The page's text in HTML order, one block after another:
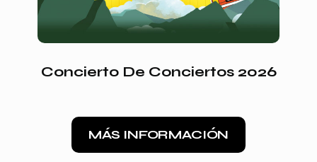
Concierto De Conciertos 2026
MÁS INFORMACIÓN